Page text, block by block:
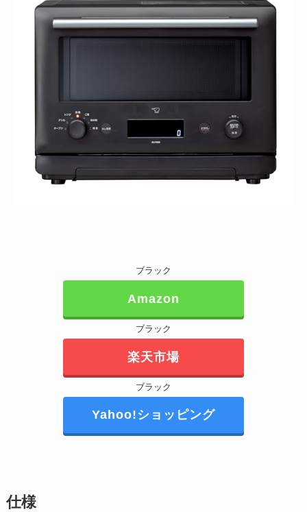
ブラック
Amazon
ブラック
楽天市場
ブラック
Yahoo!ショッピング
仕様